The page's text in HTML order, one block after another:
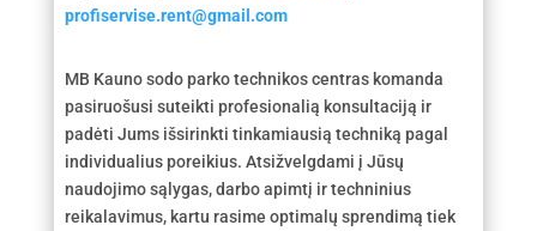
profiservise.rent@gmail.com
MB Kauno sodo parko technikos centras komanda
pasiruošusi suteikti profesionalią konsultaciją ir
padėti Jums išsirinkti tinkamiausią techniką pagal
individualius poreikius. Atsižvelgdami į Jūsų
naudojimo sąlygas, darbo apimtį ir techninius
reikalavimus, kartu rasime optimalų sprendimą tiek